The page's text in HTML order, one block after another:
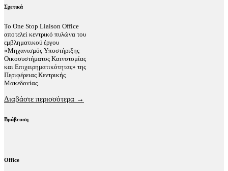
Σχετικά
Το One Stop Liaison Office
αποτελεί κεντρικό πυλώνα του
εμβληματικού έργου
«Μηχανισμός Υποστήριξης
Οικοσυστήματος Καινοτομίας
και Επιχειρηματικότητας» της
Περιφέρειας Κεντρικής
Μακεδονίας.
Διαβάστε περισσότερα →
Βράβευση
Office